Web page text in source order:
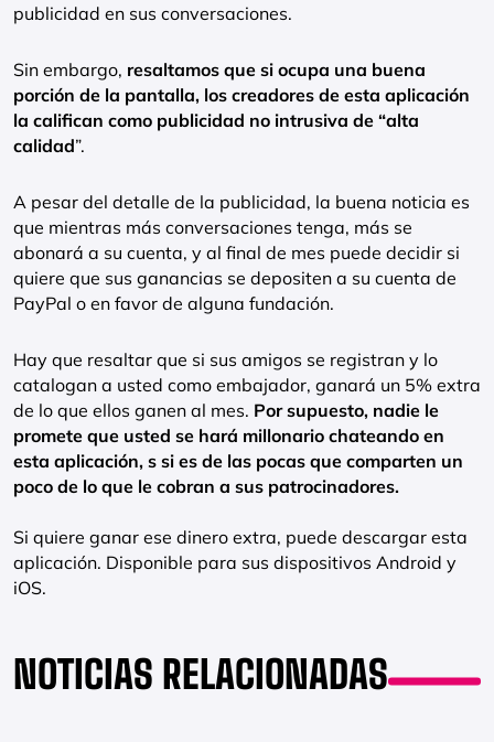
publicidad en sus conversaciones.
Sin embargo, resaltamos que si ocupa una buena
porción de la pantalla, los creadores de esta aplicación
la califican como publicidad no intrusiva de “alta
calidad”.
A pesar del detalle de la publicidad, la buena noticia es
que mientras más conversaciones tenga, más se
abonará a su cuenta, y al final de mes puede decidir si
quiere que sus ganancias se depositen a su cuenta de
PayPal o en favor de alguna fundación.
Hay que resaltar que si sus amigos se registran y lo
catalogan a usted como embajador, ganará un 5% extra
de lo que ellos ganen al mes. Por supuesto, nadie le
promete que usted se hará millonario chateando en
esta aplicación, s si es de las pocas que comparten un
poco de lo que le cobran a sus patrocinadores.
Si quiere ganar ese dinero extra, puede descargar esta
aplicación. Disponible para sus dispositivos Android y
iOS.
NOTICIAS RELACIONADAS